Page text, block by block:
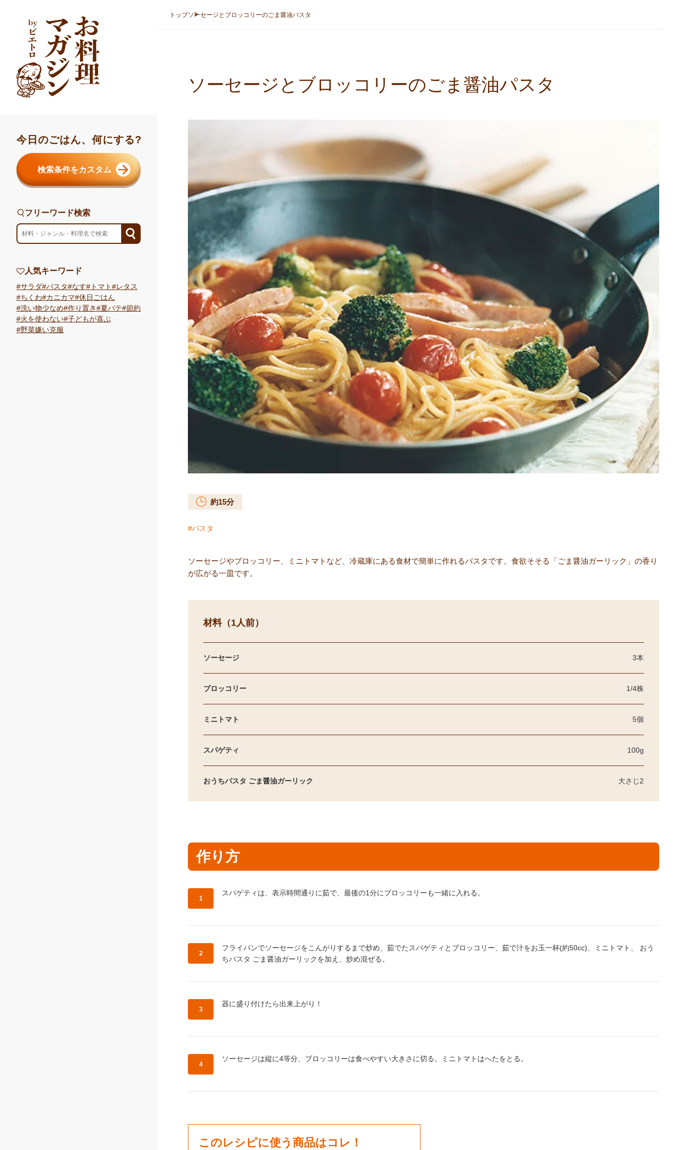
今日のごはん、何にする?
検索条件をカスタム
フリーワード検索
フリーワード検索
人気キーワード
サラダ パスタ なす トマト
レタス
ちくわ
カニカマ 休日ごはん
洗い物少なめ 作り置き 夏バテ 節約
火を使わない 子どもが喜ぶ
野菜嫌い克服
トップソーセージとブロッコリーのごま醤油パスタ
ソーセージとブロッコリーのごま醤油パスタ
約15分
パスタ
ソーセージやブロッコリー、ミニトマトなど、冷蔵庫にある食材で簡単に作れるパスタです。食欲そそる「ごま醤油ガーリック」の香り
が広がる一皿です。
材料（1人前）
ソーセージ 3本
ブロッコリー 1/4株
ミニトマト 5個
スパゲティ 100g
おうちパスタ ごま醤油ガーリック 大さじ2
作り方
作り方1：
スパゲティは、表示時間通りに茹で、最後の1分にブロッコリーも一緒に入れる。
作り方2：
フライパンでソーセージをこんがりするまで炒め、茹でたスパゲティとブロッコリー、茹で汁をお玉一杯(約50cc)、ミニトマト、 おう
ちパスタ ごま醤油ガーリックを加え、炒め混ぜる。
作り方3：
器に盛り付けたら出来上がり！
作り方4：
ソーセージは縦に4等分、ブロッコリーは食べやすい大きさに切る。ミニトマトはへたをとる。
このレシピに使う商品はコレ！